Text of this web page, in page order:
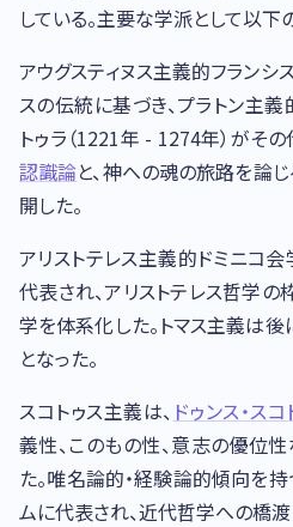
している。主要な学派として以下
アウグスティヌス主義的フランシ
スの伝統に基づき、プラトン主
トゥラ（1221年 - 1274年）がそ
認識論と、神への魂の旅路を論
開した。
アリストテレス主義的ドミニコ会
代表され、アリストテレス哲学
学を体系化した。トマス主義は
となった。
スコトゥス主義は、 ドゥンス・スコ
義性、このもの性、意志の優位
た。唯名論的・経験論的傾向を
ムに代表され、近代哲学への橋渡